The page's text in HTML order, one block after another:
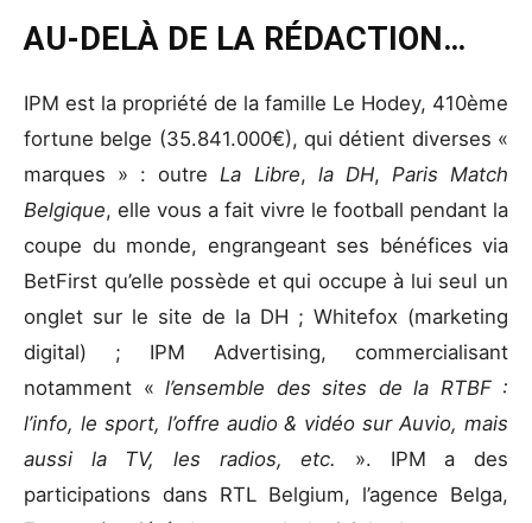
AU-DELÀ DE LA RÉDACTION…
IPM est la propriété de la famille Le Hodey, 410ème
fortune belge (35.841.000€), qui détient diverses «
marques » : outreLa Libre, la DH, Paris Match
Belgique, elle vous a fait vivre le football pendant la
coupe du monde, engrangeant ses bénéfices via
BetFirst qu’elle possède et qui occupe à lui seul un
onglet sur le site de la DH ; Whitefox (marketing
digital) ; IPM Advertising, commercialisant
notamment « l’ensemble des sites de la RTBF :
l’info, le sport, l’offre audio & vidéo sur Auvio, mais
aussi la TV, les radios, etc. ». IPM a des
participations dans RTL Belgium, l’agence Belga,